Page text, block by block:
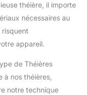
théière, il importe
nécessaires au
appareil.
de Théières
à nos théières,
notre technique